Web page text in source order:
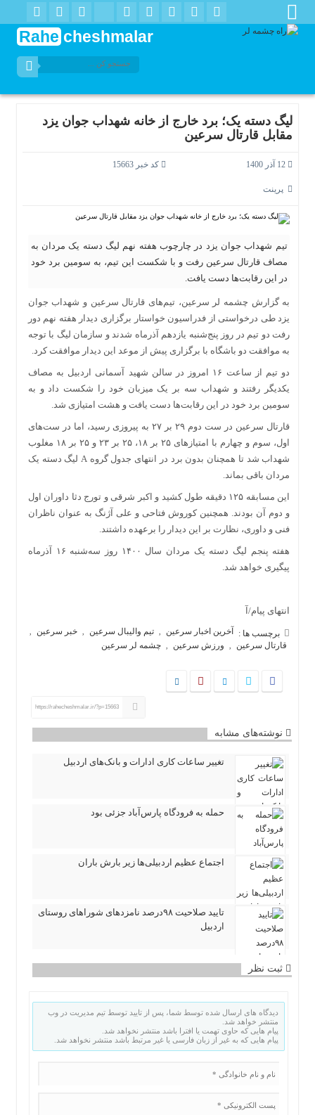
Rahe cheshmalar
لیگ دسته یک؛ برد خارج از خانه شهداب جوان یزد
مقابل قارتال سرعین
کد خبر 15663
پرینت
تیم شهداب جوان یزد در چارچوب هفته نهم لیگ دسته یک مردان به
مصاف قارتال سرعین رفت و با شکست این تیم، به سومین برد خود
در این رقابت‌ها دست یافت.
به گزارش چشمه لر سرعین، تیم‌های قارتال سرعین و شهداب جوان
یزد طی درخواستی از فدراسیون خواستار برگزاری دیدار هفته نهم دور
رفت دو تیم در روز پنج‌شنبه یازدهم آذرماه شدند و سازمان لیگ با توجه
به موافقت دو باشگاه با برگزاری پیش از موعد این دیدار موافقت کرد.
دو تیم از ساعت ۱۶ امروز در سالن شهید آسمانی اردبیل به مصاف
یکدیگر رفتند و شهداب سه بر یک میزبان خود را شکست داد و به
سومین برد خود در این رقابت‌ها دست یافت و هشت امتیازی شد.
قارتال سرعین در ست دوم ۲۹ بر ۲۷ به پیروزی رسید، اما در ست‌های
اول، سوم و چهارم با امتیازهای ۲۵ بر ۱۸، ۲۵ بر ۲۳ و ۲۵ بر ۱۸ مغلوب
شهداب شد تا همچنان بدون برد در انتهای جدول گروه A لیگ دسته یک
مردان باقی بماند.
این مسابقه ۱۲۵ دقیقه طول کشید و اکبر شرقی و تورج دثا داوران اول
و دوم آن بودند. همچنین کوروش فتاحی و علی آژنگ به عنوان ناظران
فنی و داوری، نظارت بر این دیدار را برعهده داشتند.
هفته پنجم لیگ دسته یک مردان سال ۱۴۰۰ روز سه‌شنبه ۱۶ آذرماه
پیگیری خواهد شد.
انتهای پیام/آ
برچسب ها : آخرین اخبار سرعین , تیم والیبال سرعین , خبر سرعین ,
قارتال سرعین , ورزش سرعین , چشمه لر سرعین
https://rahecheshmalar.ir/?p=15663
نوشته‌های مشابه
تغییر ساعات کاری ادارات و بانک‌های اردبیل
حمله به فرودگاه پارس‌‌آباد جزئی بود
اجتماع عظیم اردبیلی‌ها زیر بارش باران
تایید صلاحیت ۹۸درصد نامزدهای شوراهای روستای
اردبیل
ثبت نظر
دیدگاه های ارسال شده توسط شما، پس از تایید توسط تیم مدیریت در وب
منتشر خواهد شد.
پیام هایی که حاوی تهمت یا افترا باشد منتشر نخواهد شد.
پیام هایی که به غیر از زبان فارسی یا غیر مرتبط باشد منتشر نخواهد شد.